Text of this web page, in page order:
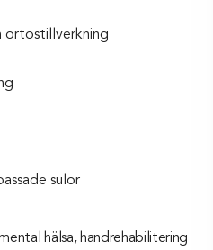
ortostillverkning
sulor
hälsa, handrehabilitering